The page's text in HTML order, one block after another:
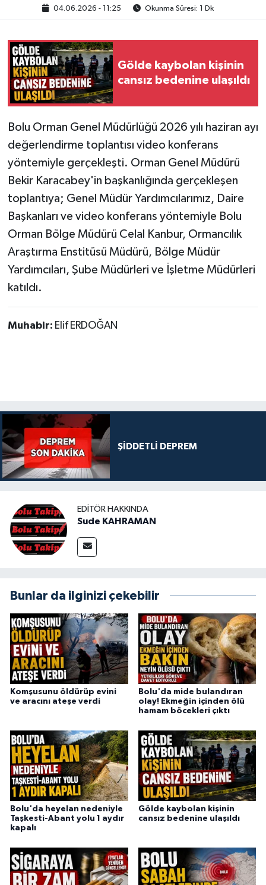
04.06.2026 - 11:25 Okunma Süresi: 1 Dk
Gölde kaybolan kişinin
cansız bedenine ulaşıldı
​Bolu Orman Genel Müdürlüğü 2026 yılı haziran ayı
değerlendirme toplantısı video konferans
yöntemiyle gerçekleşti. Orman Genel Müdürü
Bekir Karacabey'in başkanlığında gerçekleşen
toplantıya; Genel Müdür Yardımcılarımız, Daire
Başkanları ve video konferans yöntemiyle Bolu
Orman Bölge Müdürü Celal Kanbur, Ormancılık
Araştırma Enstitüsü Müdürü, Bölge Müdür
Yardımcıları, Şube Müdürleri ve İşletme Müdürleri
katıldı.
Muhabir: Elif ERDOĞAN
ŞİDDETLİ DEPREM
EDITÖR HAKKINDA
Sude KAHRAMAN
Bunlar da ilginizi çekebilir
Komşusunu öldürüp evini
ve aracını ateşe verdi
Bolu'da mide bulandıran
olay! Ekmeğin içinden ölü
hamam böcekleri çıktı
Bolu'da heyelan nedeniyle
Taşkesti-Abant yolu 1 aydır
kapalı
Gölde kaybolan kişinin
cansız bedenine ulaşıldı